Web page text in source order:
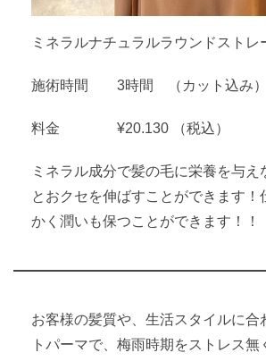
ミネラルナチュラルラウンドストレ
施術時間 3時間 （カット込み）
料金 ¥20.130 （税込）
ミネラル成分で髪の毛に栄養を与え
とおクセを伸ばすことができます！
かく潤いも保つことができます！！
お客様の髪質や、生活スタイルに合
トパーマで、梅雨時期をストレス無